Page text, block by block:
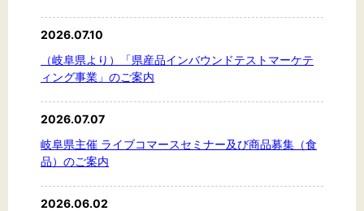
背景色
黒 白 黄
2026.07.10
（岐阜県より）「県産品インバウンドテストマーケテ
ィング事業」のご案内
2026.07.07
岐阜県主催 ライブコマースセミナー及び商品募集（食
品）のご案内
2026.06.02